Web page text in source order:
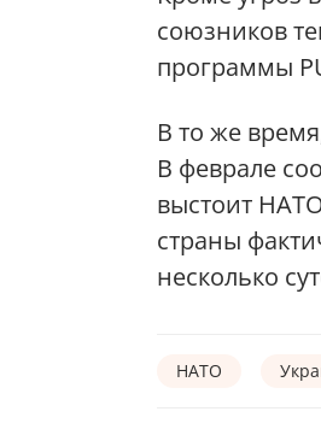
союзников
программы
В то же
В феврале
выстоит
страны
несколько
НАТО